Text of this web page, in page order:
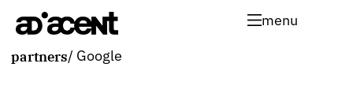
menu
partners/ Google